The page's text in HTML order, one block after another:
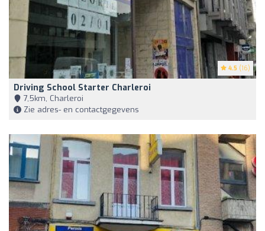
4.5 (16)
Driving School Starter Charleroi
7,5km, Charleroi
Zie adres- en contactgegevens